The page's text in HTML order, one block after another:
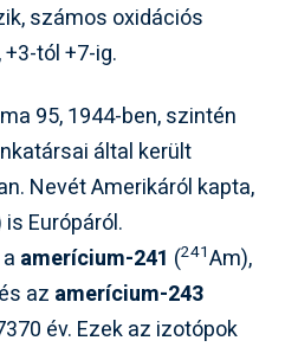
számos oxidációs
tól +7-ig.
95, 1944-ben, szintén
által került
Nevét Amerikáról kapta,
Európáról.
amerícium-241 (241Am),
az amerícium-243
év. Ezek az izotópok